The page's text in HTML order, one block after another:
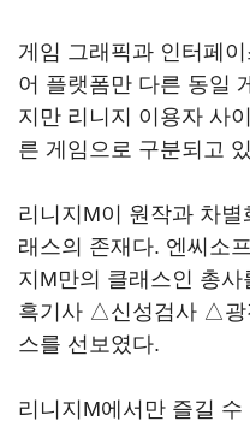
게임 그래픽과 인터페
어 플랫폼만 다른 동일
지만 리니지 이용자 사
른 게임으로 구분되고
리니지M이 원작과 차
래스의 존재다. 엔씨소
지M만의 클래스인 총
흑기사 △신성검사 △광
스를 선보였다.
리니지M에서만 즐길